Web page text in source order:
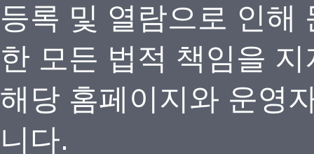
등록 및 열람으로 인해
한 모든 법적 책임을
해당 홈페이지와 운영
니다.